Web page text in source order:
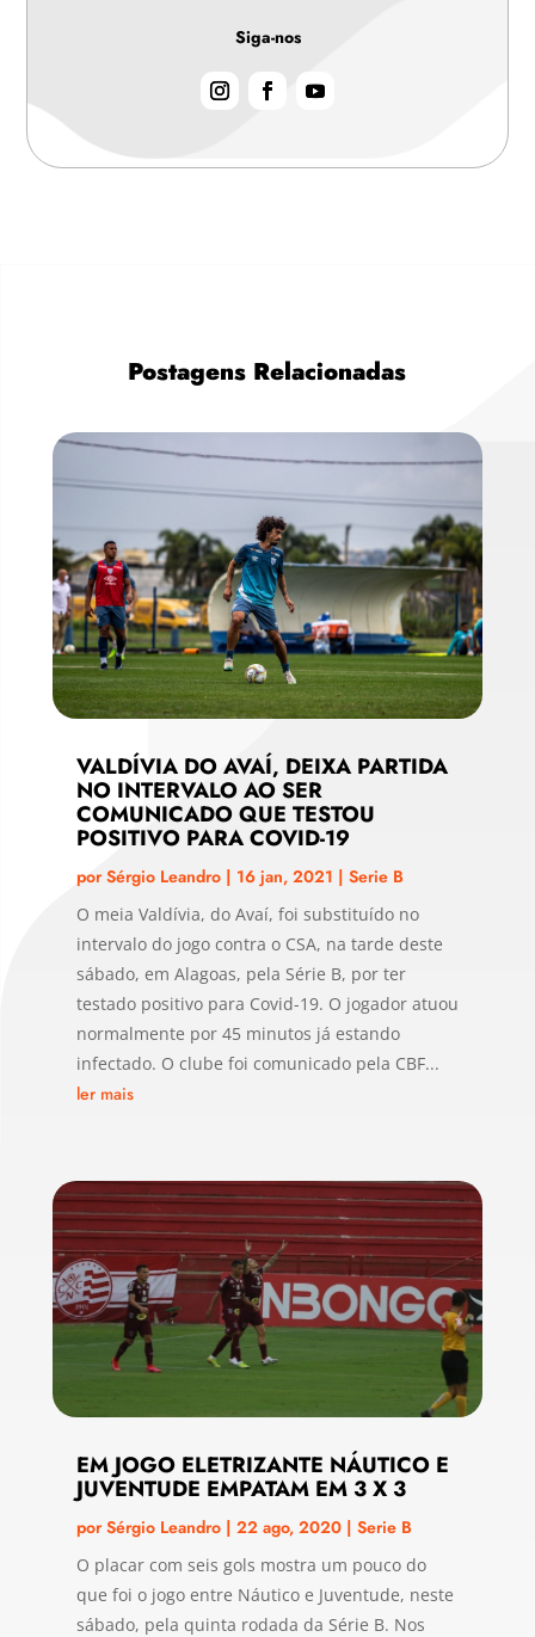
Siga-nos
Postagens Relacionadas
VALDÍVIA DO AVAÍ, DEIXA PARTIDA
NO INTERVALO AO SER
COMUNICADO QUE TESTOU
POSITIVO PARA COVID-19
porSérgio Leandro| 16 jan, 2021 | Serie B
O meia Valdívia, do Avaí, foi substituído no
intervalo do jogo contra o CSA, na tarde deste
sábado, em Alagoas, pela Série B, por ter
testado positivo para Covid-19. O jogador atuou
normalmente por 45 minutos já estando
infectado. O clube foi comunicado pela CBF...
ler mais
EM JOGO ELETRIZANTE NÁUTICO E
JUVENTUDE EMPATAM EM 3 X 3
porSérgio Leandro| 22 ago, 2020| Serie B
O placar com seis gols mostra um pouco do
que foi o jogo entre Náutico e Juventude, neste
sábado, pela quinta rodada da Série B. Nos